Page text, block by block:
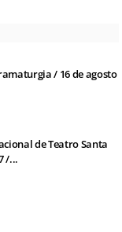
/ 16 de agosto
de Teatro Santa
/...